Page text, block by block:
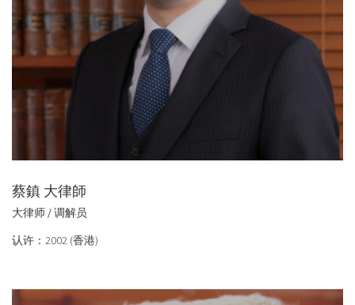
蔡鎮 大律師
大律师 / 调解员
认许：2002 (香港)